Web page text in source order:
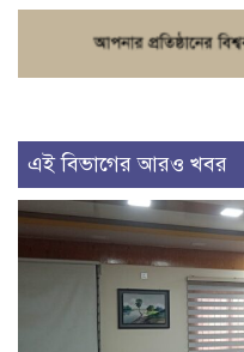
এই বিভাগের আরও খবর